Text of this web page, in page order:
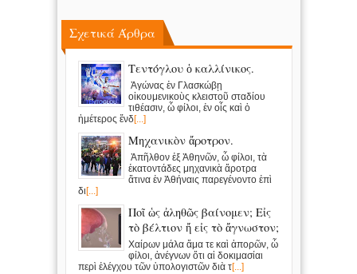
Σχετικά Άρθρα
Τεντόγλου ὁ καλλίνικος.
Ἀγώνας ἐν Γλασκώβῃ
οἰκουμενικοὺς κλειστοῦ σταδίου
τιθέασιν, ὦ φίλοι, ἐν οἷς καὶ ὁ
ἡμέτερος ἔνδ [...]
Μηχανικὸν ἄροτρον.
Ἀπῆλθον ἐξ Ἀθηνῶν, ὦ φίλοι, τὰ
ἑκατοντάδες μηχανικὰ ἄροτρα
ἅτινα ἐν Ἀθήναις παρεγένοντο ἐπὶ
δι [...]
Ποῖ ὡς ἀληθῶς βαίνομεν; Εἰς
τὸ βέλτιον ἤ εἰς τὸ ἄγνωστον;
Χαίρων μάλα ἅμα τε καὶ ἀπορῶν, ὦ
φίλοι, ἀνέγνων ὅτι αἱ δοκιμασίαι
περὶ ἐλέγχου τῶν ὑπολογιστῶν διὰ τ[...]